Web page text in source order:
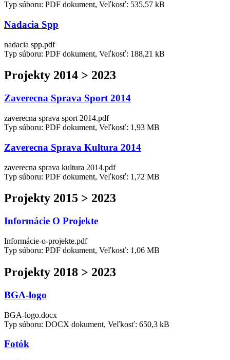
Typ súboru: PDF dokument, Veľkosť: 535,57 kB
Nadacia Spp
nadacia spp.pdf
Typ súboru: PDF dokument, Veľkosť: 188,21 kB
Projekty 2014 > 2023
Zaverecna Sprava Sport 2014
zaverecna sprava sport 2014.pdf
Typ súboru: PDF dokument, Veľkosť: 1,93 MB
Zaverecna Sprava Kultura 2014
zaverecna sprava kultura 2014.pdf
Typ súboru: PDF dokument, Veľkosť: 1,72 MB
Projekty 2015 > 2023
Informácie O Projekte
Informácie-o-projekte.pdf
Typ súboru: PDF dokument, Veľkosť: 1,06 MB
Projekty 2018 > 2023
BGA-logo
BGA-logo.docx
Typ súboru: DOCX dokument, Veľkosť: 650,3 kB
Fotók